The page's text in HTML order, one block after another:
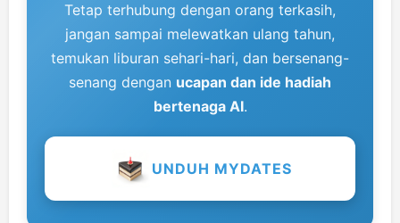
Tetap terhubung dengan orang terkasih,
jangan sampai melewatkan ulang tahun,
temukan liburan sehari-hari, dan bersenang-
senang dengan ucapan dan ide hadiah
bertenaga AI.
UNDUH MYDATES